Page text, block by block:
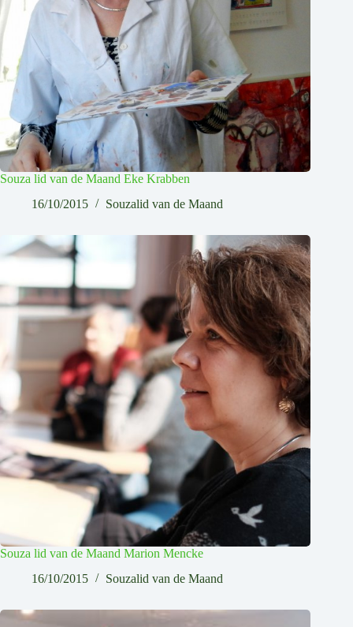
Souza lid van de Maand Eke Krabben
16/10/2015
Souzalid van de Maand
Souza lid van de Maand Marion Mencke
16/10/2015
Souzalid van de Maand